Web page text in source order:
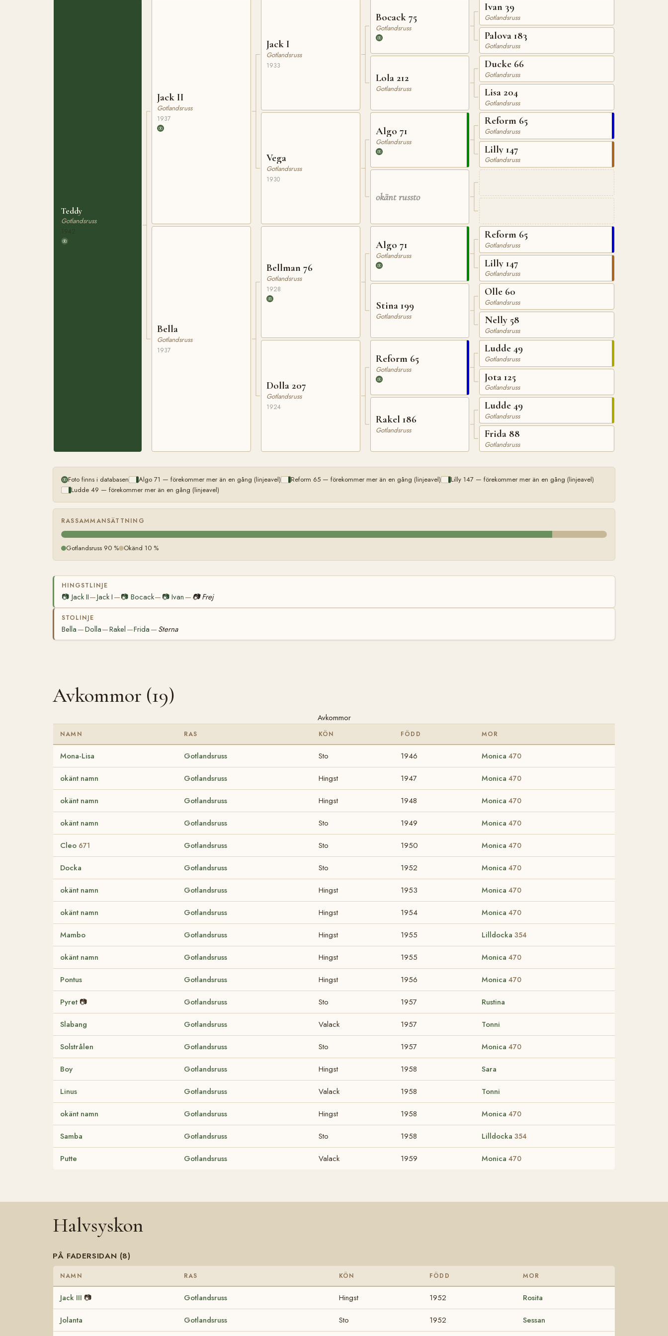
Teddy
Gotlandsruss
Jack II
Gotlandsruss
1937
Bella
Gotlandsruss
1937
Jack I
Gotlandsruss
1933
Vega
Gotlandsruss
1930
Bellman 76
Gotlandsruss
1928
Dolla 207
Gotlandsruss
1924
Bocack 75
Gotlandsruss
Lola 212
Gotlandsruss
Algo 71
Gotlandsruss
okänt russto
Algo 71
Gotlandsruss
Stina 199
Gotlandsruss
Reform 65
Gotlandsruss
Rakel 186
Gotlandsruss
Ivan 39
Gotlandsruss
Palova 183
Gotlandsruss
Ducke 66
Gotlandsruss
Lisa 204
Gotlandsruss
Reform 65
Gotlandsruss
Lilly 147
Gotlandsruss
Reform 65
Gotlandsruss
Lilly 147
Gotlandsruss
Olle 60
Gotlandsruss
Nelly 58
Gotlandsruss
Ludde 49
Gotlandsruss
Jota 125
Gotlandsruss
Ludde 49
Gotlandsruss
Frida 88
Gotlandsruss
Foto finns i databasen Algo 71 — förekommer mer än en gång (linjeavel) Reform 65 — förekommer mer än en gång (linjeavel)
Lilly 147 — förekommer mer än en gång (linjeavel)
Ludde 49 — förekommer mer än en gång (linjeavel)
RASSAMMANSÄTTNING
Gotlandsruss 90 % Okänd 10 %
HINGSTLINJE
📷 Jack II—Jack I —📷 Bocack— 📷Ivan — 📷 Frej
STOLINJE
Bella —Dolla—Rakel —Frida — Sterna
Avkommor (19)
Avkommor
NAMN RAS KÖN FÖDD MOR
Mona-Lisa Gotlandsruss Sto 1946 Monica 470
okänt namn Gotlandsruss Hingst 1947 Monica 470
okänt namn Gotlandsruss Hingst 1948 Monica 470
okänt namn Gotlandsruss Sto 1949 Monica 470
Cleo 671 Gotlandsruss Sto 1950 Monica 470
Docka Gotlandsruss Sto 1952 Monica 470
okänt namn Gotlandsruss Hingst 1953 Monica 470
okänt namn Gotlandsruss Hingst 1954 Monica 470
Mambo Gotlandsruss Hingst 1955 Lilldocka 354
okänt namn Gotlandsruss Hingst 1955 Monica 470
Pontus Gotlandsruss Hingst 1956 Monica 470
Pyret 📷 Gotlandsruss Sto 1957 Rustina
Slabang Gotlandsruss Valack 1957 Tonni
Solstrålen Gotlandsruss Sto 1957 Monica 470
Boy Gotlandsruss Hingst 1958 Sara
Linus Gotlandsruss Valack 1958 Tonni
okänt namn Gotlandsruss Hingst 1958 Monica 470
Samba Gotlandsruss Sto 1958 Lilldocka 354
Putte Gotlandsruss Valack 1959 Monica 470
Halvsyskon
PÅ FADERSIDAN (8)
NAMN RAS KÖN FÖDD MOR
Jack III 📷 Gotlandsruss Hingst 1952 Rosita
Jolanta Gotlandsruss Sto 1952 Sessan